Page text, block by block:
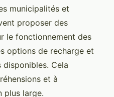
municipalités et
proposer des
le fonctionnement des
options de recharge et
Cela
et à
plus large.